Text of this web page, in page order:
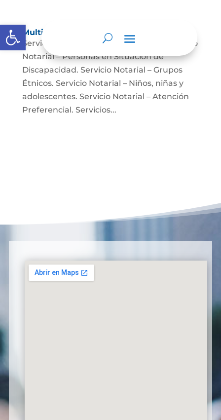
Abrir barra de herramientas
Multimedia
Servicio Notarial – Fuerzas Militares. Servicio
Notarial – Personas en Situación de
Discapacidad. Servicio Notarial – Grupos
Étnicos. Servicio Notarial – Niños, niñas y
adolescentes. Servicio Notarial – Atención
Preferencial. Servicios...